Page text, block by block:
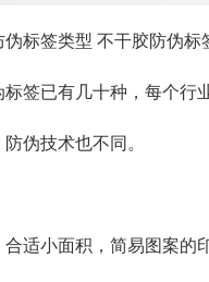
标签类型 不干胶防伪标
标签已有几十种，每个行
伪技术也不同。
适小面积，简易图案的